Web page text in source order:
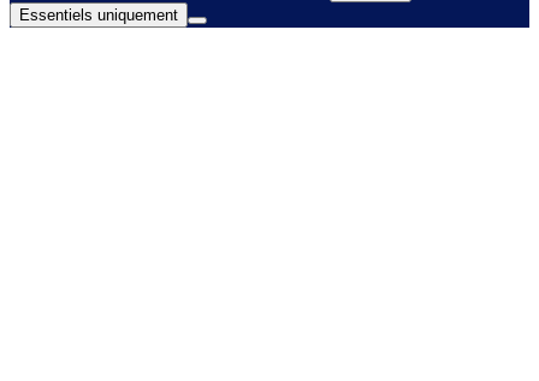
Essentiels uniquement